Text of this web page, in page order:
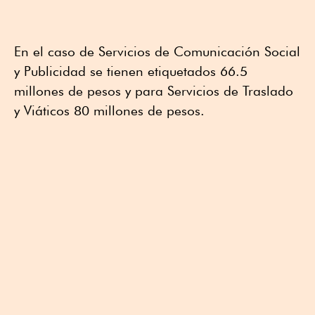
En el caso de Servicios de Comunicación Social
y Publicidad se tienen etiquetados 66.5
millones de pesos y para Servicios de Traslado
y Viáticos 80 millones de pesos.